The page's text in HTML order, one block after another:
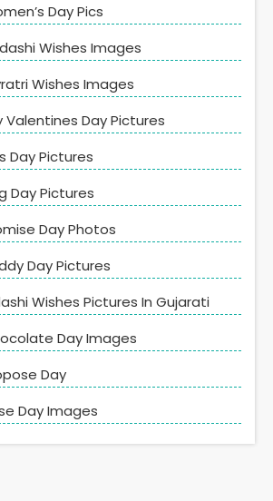
Day Pics
Wishes Images
Wishes Images
Valentines Day Pictures
Day Pictures
Day Pictures
Day Photos
Day Pictures
Wishes Pictures In Gujarati
Day Images
Day
Day Images